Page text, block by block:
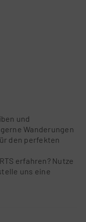
und
Wanderungen
den perfekten
erfahren? Nutze
uns eine